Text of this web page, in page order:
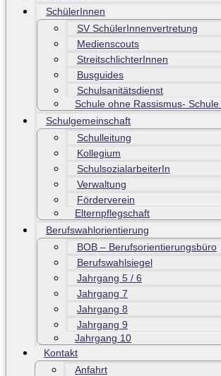
SchülerInnen
SV SchülerInnenvertretung
Medienscouts
StreitschlichterInnen
Busguides
Schulsanitätsdienst
Schule ohne Rassismus-
Schulgemeinschaft
Schulleitung
Kollegium
SchulsozialarbeiterIn
Verwaltung
Förderverein
Elternpflegschaft
Berufswahlorientierung
BOB – Berufsorientierungsbüro
Berufswahlsiegel
Jahrgang 5 / 6
Jahrgang 7
Jahrgang 8
Jahrgang 9
Jahrgang 10
Kontakt
Anfahrt